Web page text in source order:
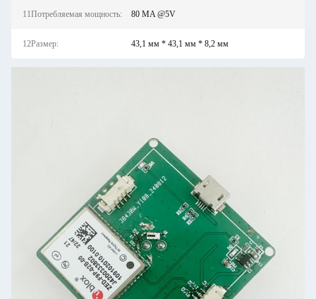
11Потребляемая мощность: 80 MA @5V
12Размер: 43,1 мм * 43,1 мм * 8,2 мм